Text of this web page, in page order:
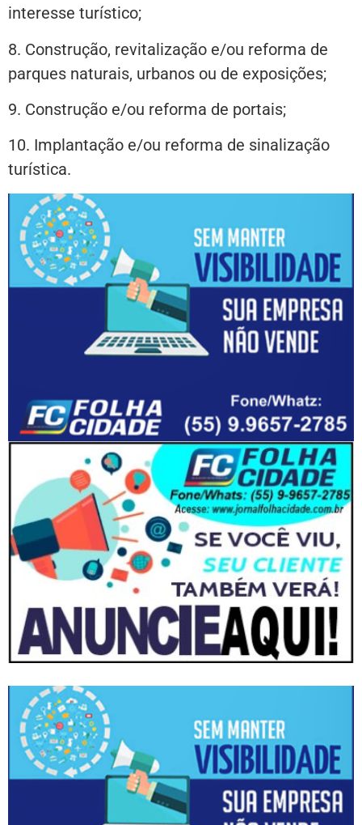
interesse turístico;
8.⁠ ⁠Construção, revitalização e/ou reforma de
parques naturais, urbanos ou de exposições;
9. Construção e/ou reforma de portais;
​10. Implantação e/ou reforma de sinalização
turística.​​